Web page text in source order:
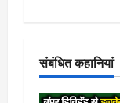
संबंधित कहानियां